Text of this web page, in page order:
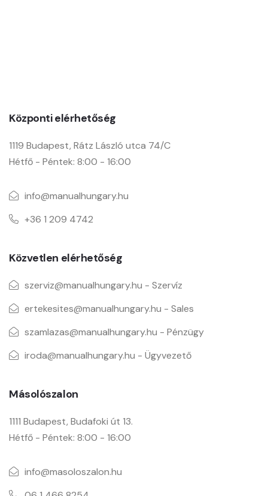
Központi elérhetőség
1119 Budapest, Rátz László utca 74/C
Hétfő - Péntek: 8:00 - 16:00
info@manualhungary.hu
+36 1 209 4742
Közvetlen elérhetőség
szerviz@manualhungary.hu - Szervíz
ertekesites@manualhungary.hu - Sales
szamlazas@manualhungary.hu - Pénzügy
iroda@manualhungary.hu - Ügyvezető
Másolószalon
1111 Budapest, Budafoki út 13.
Hétfő - Péntek: 8:00 - 16:00
info@masoloszalon.hu